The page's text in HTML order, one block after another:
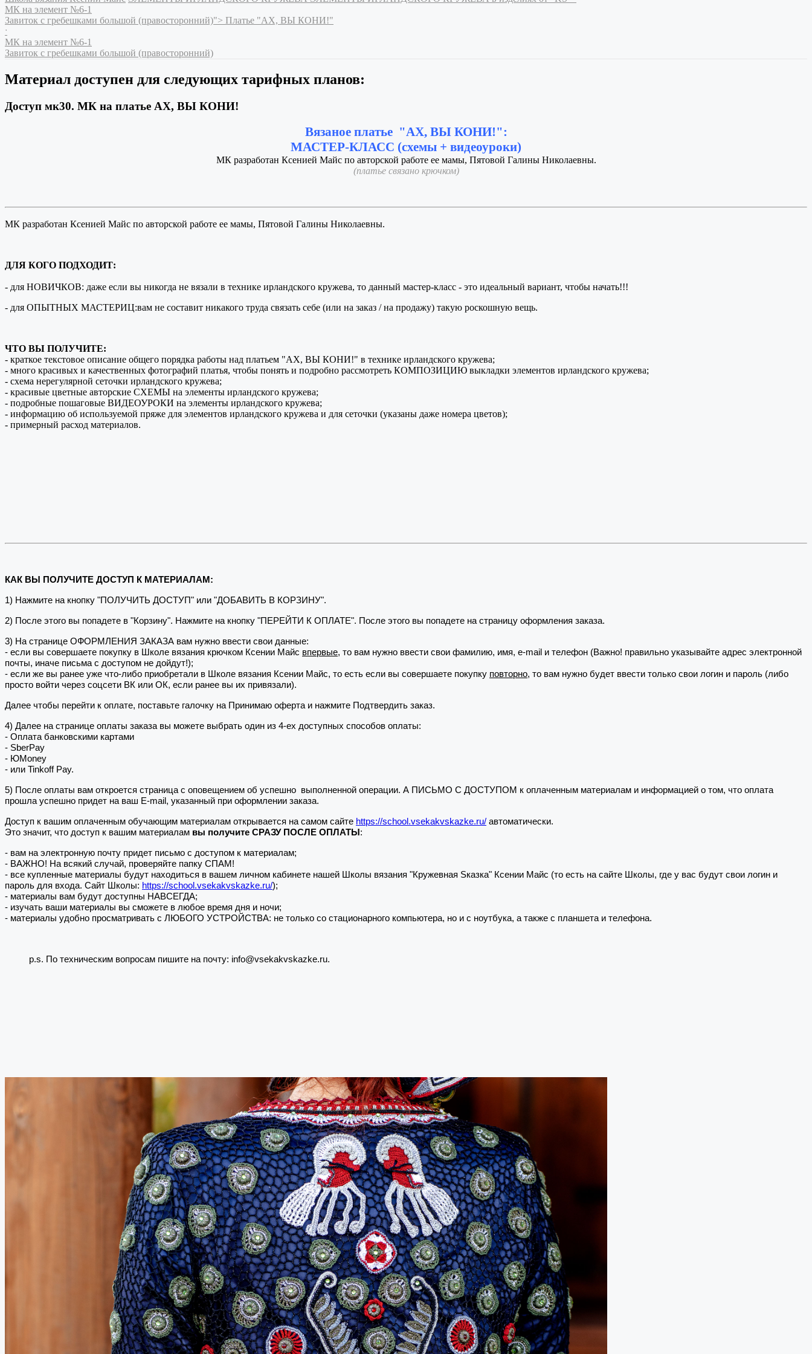
МК на элемент №6-1
Завиток с гребешками большой (правосторонний)"> Платье "АХ, ВЫ КОНИ!"
ˑ
МК на элемент №6-1
Завиток с гребешками большой (правосторонний)
Материал доступен для следующих тарифных планов:
Доступ мк30. МК на платье АХ, ВЫ КОНИ!
Вязаное платье "АХ, ВЫ КОНИ!":
МАСТЕР-КЛАСС (схемы + видеоуроки)
МК разработан Ксенией Майс по авторской работе ее мамы, Пятовой Галины Николаевны.
(платье связано крючком)
МК разработан Ксенией Майс по авторской работе ее мамы, Пятовой Галины Николаевны.
ДЛЯ КОГО ПОДХОДИТ:
- для НОВИЧКОВ: даже если вы никогда не вязали в технике ирландского кружева, то данный мастер-класс - это идеальный вариант, чтобы начать!!!
- для ОПЫТНЫХ МАСТЕРИЦ:вам не составит никакого труда связать себе (или на заказ / на продажу) такую роскошную вещь.
ЧТО ВЫ ПОЛУЧИТЕ:
- краткое текстовое описание общего порядка работы над платьем "АХ, ВЫ КОНИ!" в технике ирландского кружева;
- много красивых и качественных фотографий платья, чтобы понять и подробно рассмотреть КОМПОЗИЦИЮ выкладки элементов ирландского кружева;
- схема нерегулярной сеточки ирландского кружева;
- красивые цветные авторские СХЕМЫ на элементы ирландского кружева;
- подробные пошаговые ВИДЕОУРОКИ на элементы ирландского кружева;
- информацию об используемой пряже для элементов ирландского кружева и для сеточки (указаны даже номера цветов);
- примерный расход материалов.
КАК ВЫ ПОЛУЧИТЕ ДОСТУП К МАТЕРИАЛАМ:
1) Нажмите на кнопку "ПОЛУЧИТЬ ДОСТУП" или "ДОБАВИТЬ В КОРЗИНУ".
2) После этого вы попадете в "Корзину". Нажмите на кнопку "ПЕРЕЙТИ К ОПЛАТЕ". После этого вы попадете на страницу оформления заказа.
3) На странице ОФОРМЛЕНИЯ ЗАКАЗА вам нужно ввести свои данные:
- если вы совершаете покупку в Школе вязания крючком Ксении Майс впервые, то вам нужно ввести свои фамилию, имя, e-mail и телефон (Важно! правильно указывайте адрес электронной
почты, иначе письма с доступом не дойдут!);
- если же вы ранее уже что-либо приобретали в Школе вязания Ксении Майс, то есть если вы совершаете покупку повторно, то вам нужно будет ввести только свои логин и пароль (либо
просто войти через соцсети ВК или ОК, если ранее вы их привязали).
Далее чтобы перейти к оплате, поставьте галочку на Принимаю оферта и нажмите Подтвердить заказ.
4) Далее на странице оплаты заказа вы можете выбрать один из 4-ех доступных способов оплаты:
- Оплата банковскими картами
- SberPay
- ЮMoney
- или Tinkoff Pay.
5) После оплаты вам откроется страница с оповещением об успешно выполненной операции. А ПИСЬМО С ДОСТУПОМ к оплаченным материалам и информацией о том, что оплата
прошла успешно придет на ваш E-mail, указанный при оформлении заказа.
Доступ к вашим оплаченным обучающим материалам открывается на самом сайте https://school.vsekakvskazke.ru/ автоматически.
Это значит, что доступ к вашим материалам вы получите СРАЗУ ПОСЛЕ ОПЛАТЫ :
- вам на электронную почту придет письмо с доступом к материалам;
- ВАЖНО! На всякий случай, проверяйте папку СПАМ!
- все купленные материалы будут находиться в вашем личном кабинете нашей Школы вязания "Кружевная Sказка" Ксении Майс (то есть на сайте Школы, где у вас будут свои логин и
пароль для входа. Сайт Школы: https://school.vsekakvskazke.ru/);
- материалы вам будут доступны НАВСЕГДА;
- изучать ваши материалы вы сможете в любое время дня и ночи;
- материалы удобно просматривать с ЛЮБОГО УСТРОЙСТВА: не только со стационарного компьютера, но и с ноутбука, а также с планшета и телефона.
p.s. По техническим вопросам пишите на почту: info@vsekakvskazke.ru.